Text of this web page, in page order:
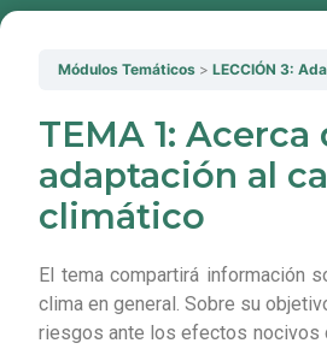
Módulos Temáticos LECCIÓN 3:
TEMA 1: Acerca
adaptación al
climático
El tema compartirá información
clima en general. Sobre su
riesgos ante los efectos nocivos